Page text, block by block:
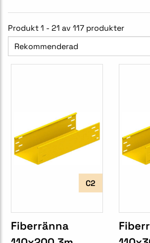
Produkt 1 - 21 av 117 produkter
C2
Fiberränna